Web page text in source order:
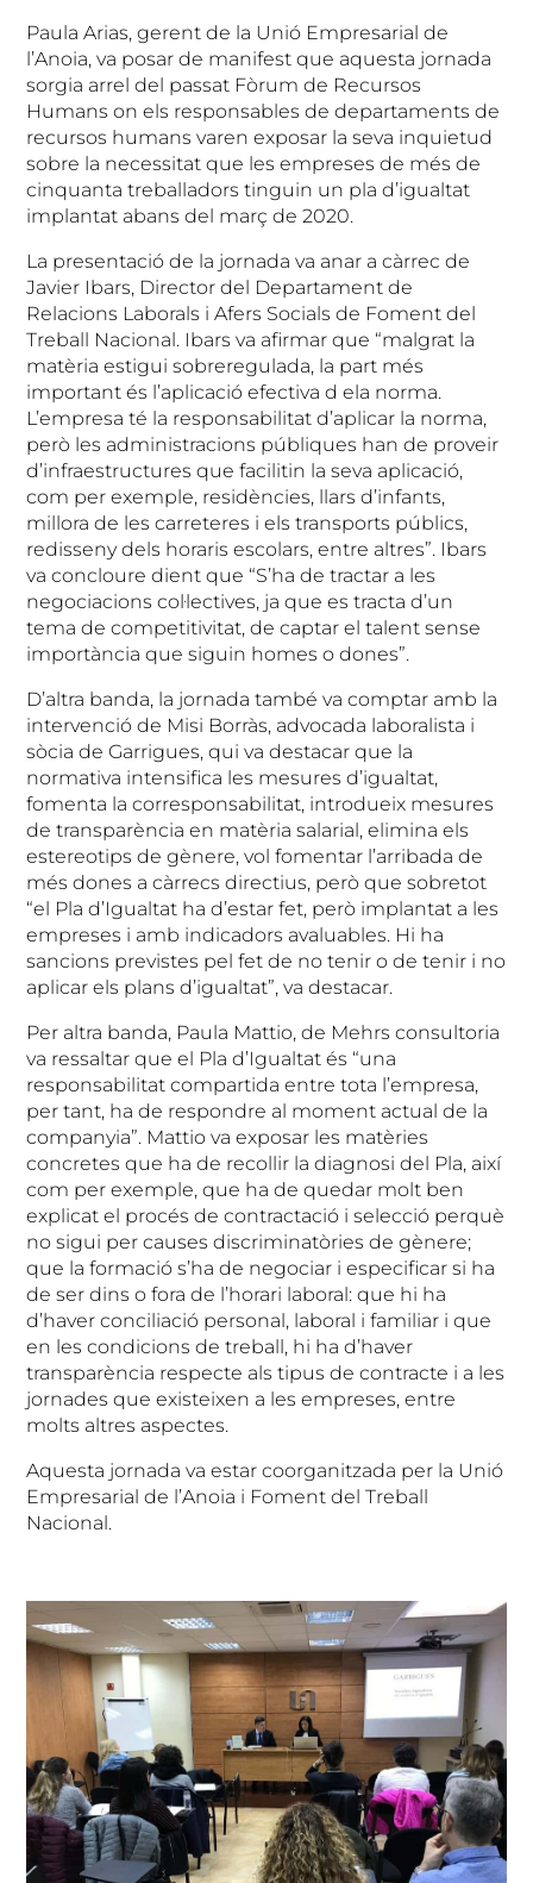
Paula Arias, gerent de la Unió Empresarial de
l’Anoia, va posar de manifest que aquesta jornada
sorgia arrel del passat Fòrum de Recursos
Humans on els responsables de departaments de
recursos humans varen exposar la seva inquietud
sobre la necessitat que les empreses de més de
cinquanta treballadors tinguin un pla d’igualtat
implantat abans del març de 2020.
La presentació de la jornada va anar a càrrec de
Javier Ibars, Director del Departament de
Relacions Laborals i Afers Socials de Foment del
Treball Nacional. Ibars va afirmar que “malgrat la
matèria estigui sobreregulada, la part més
important és l’aplicació efectiva d ela norma.
L’empresa té la responsabilitat d’aplicar la norma,
però les administracions públiques han de proveir
d’infraestructures que facilitin la seva aplicació,
com per exemple, residències, llars d’infants,
millora de les carreteres i els transports públics,
redisseny dels horaris escolars, entre altres”. Ibars
va concloure dient que “S’ha de tractar a les
negociacions col·lectives, ja que es tracta d’un
tema de competitivitat, de captar el talent sense
importància que siguin homes o dones”.
D’altra banda, la jornada també va comptar amb la
intervenció de Misi Borràs, advocada laboralista i
sòcia de Garrigues, qui va destacar que la
normativa intensifica les mesures d’igualtat,
fomenta la corresponsabilitat, introdueix mesures
de transparència en matèria salarial, elimina els
estereotips de gènere, vol fomentar l’arribada de
més dones a càrrecs directius, però que sobretot
“el Pla d’Igualtat ha d’estar fet, però implantat a les
empreses i amb indicadors avaluables. Hi ha
sancions previstes pel fet de no tenir o de tenir i no
aplicar els plans d’igualtat”, va destacar.
Per altra banda, Paula Mattio, de Mehrs consultoria
va ressaltar que el Pla d’Igualtat és “una
responsabilitat compartida entre tota l’empresa,
per tant, ha de respondre al moment actual de la
companyia”. Mattio va exposar les matèries
concretes que ha de recollir la diagnosi del Pla, així
com per exemple, que ha de quedar molt ben
explicat el procés de contractació i selecció perquè
no sigui per causes discriminatòries de gènere;
que la formació s’ha de negociar i especificar si ha
de ser dins o fora de l’horari laboral: que hi ha
d’haver conciliació personal, laboral i familiar i que
en les condicions de treball, hi ha d’haver
transparència respecte als tipus de contracte i a les
jornades que existeixen a les empreses, entre
molts altres aspectes.
Aquesta jornada va estar coorganitzada per la Unió
Empresarial de l’Anoia i Foment del Treball
Nacional.